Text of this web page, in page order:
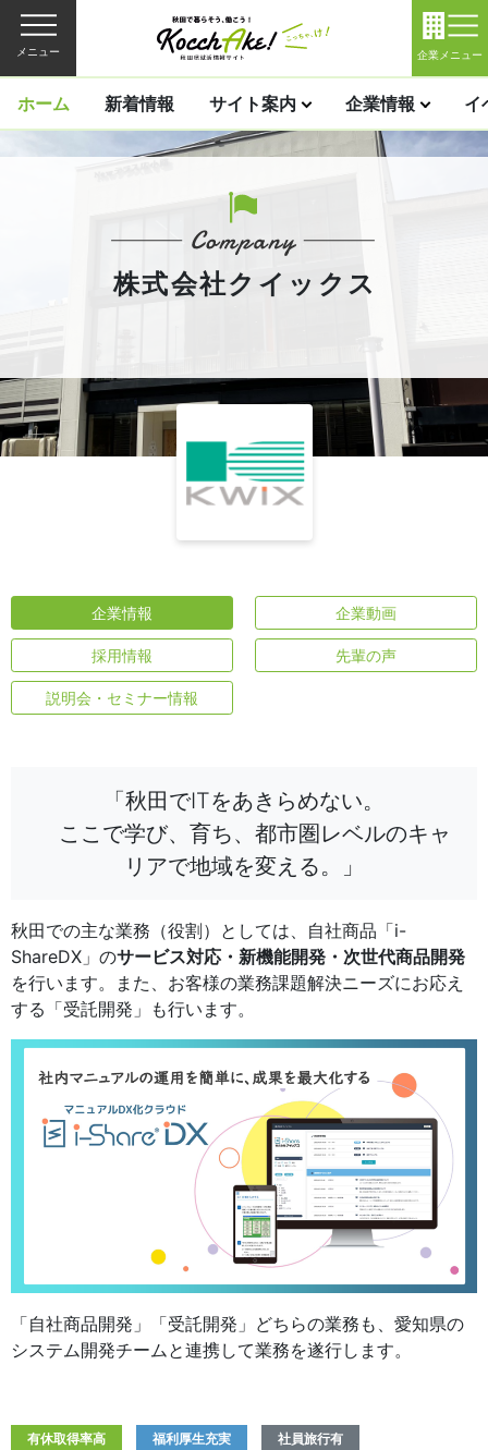
メニュー 企業メニュー
ホーム 新着情報 サイト案内 企業情報 イ
株式会社クイックス
企業情報 企業動画
採用情報 先輩の声
説明会・セミナー情報
「秋田でITをあきらめない。
ここで学び、育ち、都市圏レベルのキャ
リアで地域を変える。」
秋田での主な業務（役割）としては、自社商品「i-
ShareDX」のサービス対応・新機能開発・次世代商品開発
を行います。また、お客様の業務課題解決ニーズにお応え
する「受託開発」も行います。
「自社商品開発」「受託開発」どちらの業務も、愛知県の
システム開発チームと連携して業務を遂行します。
有休取得率高 福利厚生充実 社員旅行有